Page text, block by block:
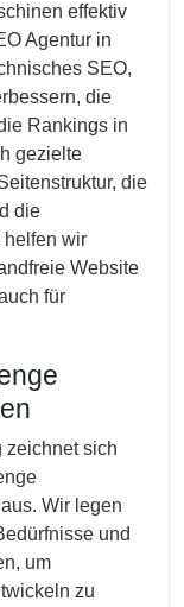
effektiv
Agentur in
SEO,
die
Rankings in
gezielte
die
die
helfen wir
Website
für
zeichnet sich
Wir legen
und
um
zu